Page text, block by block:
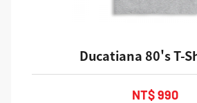
Ducatiana 80's T-
NT$ 990